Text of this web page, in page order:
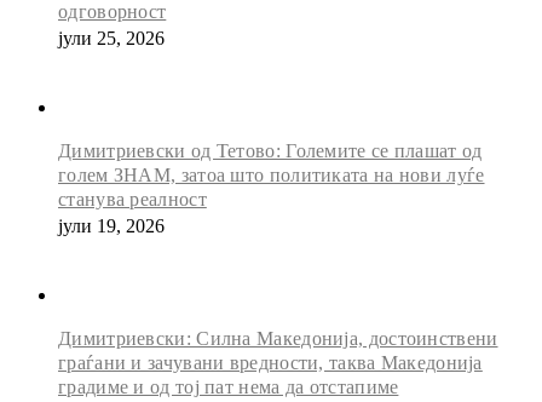
одговорност
јули 25, 2026
Димитриевски од Тетово: Големите се плашат од
голем ЗНАМ, затоа што политиката на нови луѓе
станува реалност
јули 19, 2026
Димитриевски: Силна Македонија, достоинствени
граѓани и зачувани вредности, таква Македонија
градиме и од тој пат нема да отстапиме